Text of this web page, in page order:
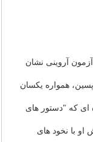
آروینی نشان
همواره یکسان
ای که "دستور های
او با نخود های